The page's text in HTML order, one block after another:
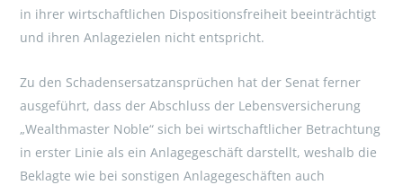
in ihrer wirtschaftlichen Dispositionsfreiheit beeinträchtigt
und ihren Anlagezielen nicht entspricht.
Zu den Schadensersatzansprüchen hat der Senat ferner
ausgeführt, dass der Abschluss der Lebensversicherung
„Wealthmaster Noble“ sich bei wirtschaftlicher Betrachtung
in erster Linie als ein Anlagegeschäft darstellt, weshalb die
Beklagte wie bei sonstigen Anlagegeschäften auch